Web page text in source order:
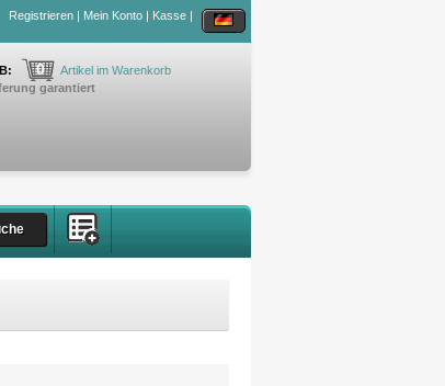
Registrieren | Mein Konto | Kasse |
0
Artikel im Warenkorb
garantiert